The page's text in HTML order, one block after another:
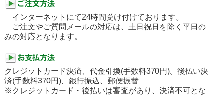
インターネットにて24時間受け付けております。
ご注文やご質問メールの対応は、土日祝日を除く平日の
みの対応となります。
クレジットカード決済、代金引換(手数料370円)、後払い決
済(手数料370円)、銀行振込、郵便振替
※クレジットカード・後払いは審査があり、決済不可とな